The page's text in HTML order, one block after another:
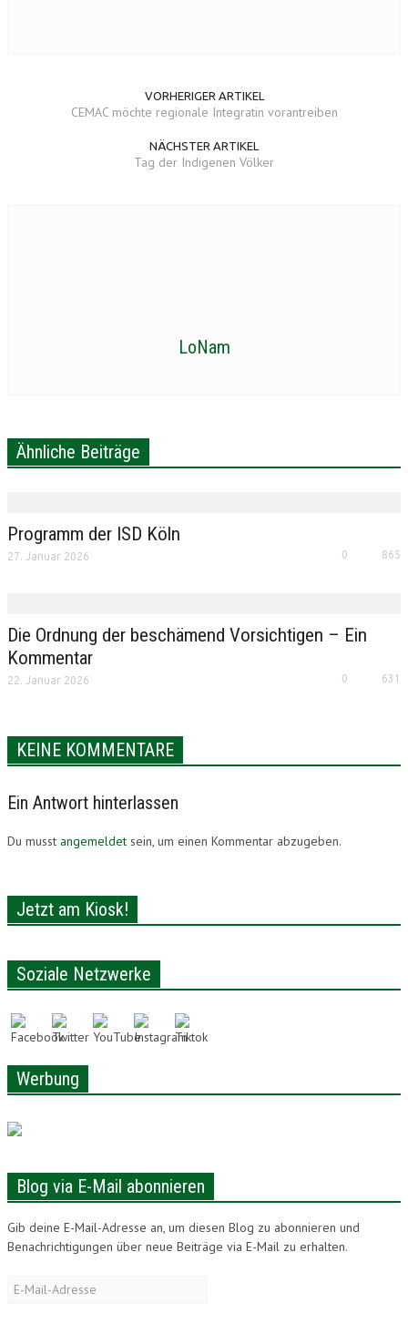
VORHERIGER ARTIKEL
CEMAC möchte regionale Integratin vorantreiben
NÄCHSTER ARTIKEL
Tag der Indigenen Völker
LoNam
Ähnliche Beiträge
Programm der ISD Köln
27. Januar 2026 0 865
Die Ordnung der beschämend Vorsichtigen – Ein
Kommentar
22. Januar 2026 0 631
KEINE KOMMENTARE
Ein Antwort hinterlassen
Du musst angemeldet sein, um einen Kommentar abzugeben.
Jetzt am Kiosk!
Soziale Netzwerke
Werbung
Blog via E-Mail abonnieren
Gib deine E-Mail-Adresse an, um diesen Blog zu abonnieren und
Benachrichtigungen über neue Beiträge via E-Mail zu erhalten.
E-